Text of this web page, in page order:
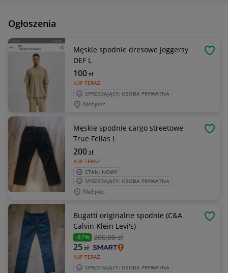
Ogłoszenia
Męskie spodnie dresowe joggersy
DEF L
KUP TERAZ
100zł
SPRZEDAJĄCY: OSOBA PRYWATNA
Niebylec
Męskie spodnie cargo streetowe
True Fellas L
KUP TERAZ
200zł
STAN: NOWY
SPRZEDAJĄCY: OSOBA PRYWATNA
Niebylec
Bugatti originalne spodnie (C&A
Calvin Klein Levi's)
-87% 200,00 zł
KUP TERAZ
25zł
SPRZEDAJĄCY: OSOBA PRYWATNA